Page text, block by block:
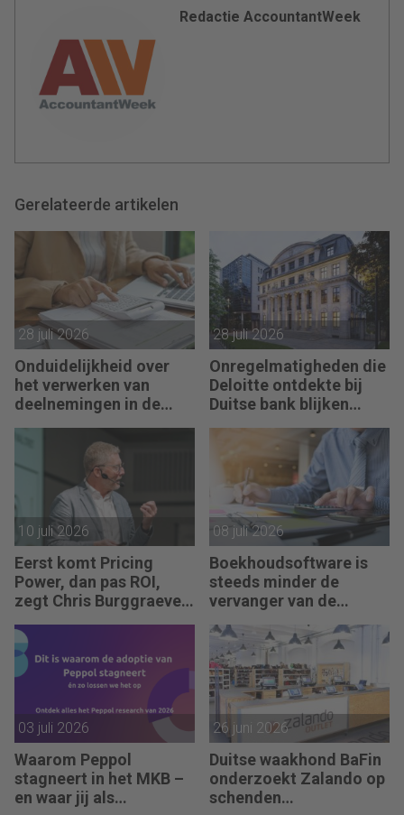
Redactie AccountantWeek
Gerelateerde artikelen
28 juli 2026
Onduidelijkheid over
het verwerken van
deelnemingen in de
28 juli 2026
Onregelmatigheden die
Deloitte ontdekte bij
Duitse bank blijken
10 juli 2026
Eerst komt Pricing
Power, dan pas ROI,
zegt Chris Burggraeve
InBev)
08 juli 2026
Boekhoudsoftware is
steeds minder de
vervanger van de
03 juli 2026
Waarom Peppol
stagneert in het MKB –
en waar jij als
26 juni 2026
Duitse waakhond BaFin
onderzoekt Zalando op
schenden